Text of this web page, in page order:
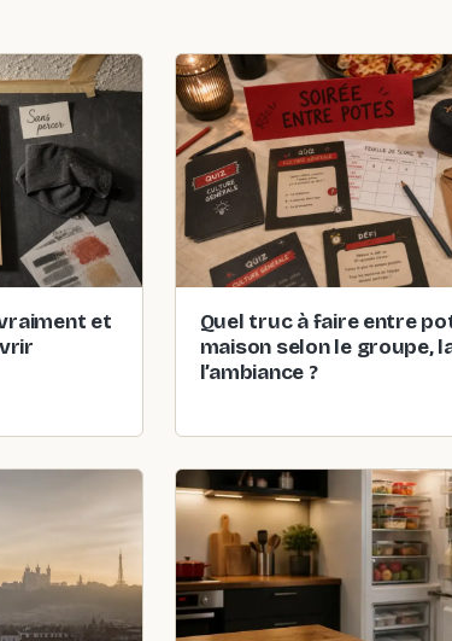
et
Quel truc à faire entre
maison selon le groupe,
l’ambiance ?